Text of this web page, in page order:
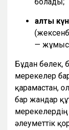
болады;
алты
— жұмыс
Бұдан бөлек,
мерекелер
қарамастан,
бар жандар
әлеуметтік